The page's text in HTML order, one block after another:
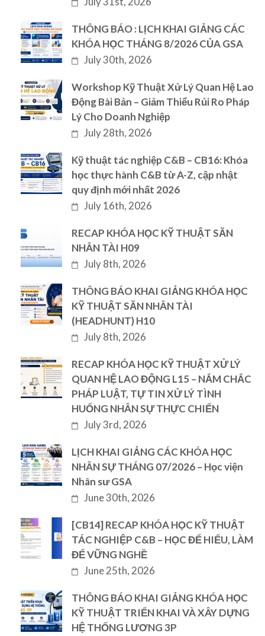
THÔNG BÁO : LỊCH KHAI GIẢNG CÁC
KHÓA HỌC THÁNG 8/2026 CỦA GSA
July 30th, 2026
Workshop Kỹ Thuật Xử Lý Quan Hệ Lao
Động Bài Bản – Giảm Thiểu Rủi Ro Pháp
Lý Cho Doanh Nghiệp
July 28th, 2026
Kỹ thuật tác nghiệp C&B – CB16: Khóa
học thực hành C&B từ A-Z, cập nhật
quy định mới nhất 2026
July 16th, 2026
RECAP KHÓA HỌC KỸ THUẬT SĂN
NHÂN TÀI H09
July 8th, 2026
THÔNG BÁO KHAI GIẢNG KHÓA HỌC
KỸ THUẬT SĂN NHÂN TÀI
(HEADHUNT) H10
July 8th, 2026
RECAP KHÓA HỌC KỸ THUẬT XỬ LÝ
QUAN HỆ LAO ĐỘNG L15 – NẮM CHẮC
PHÁP LUẬT, TỰ TIN XỬ LÝ TÌNH
HUỐNG NHÂN SỰ THỰC CHIẾN
July 3rd, 2026
LỊCH KHAI GIẢNG CÁC KHÓA HỌC
NHÂN SỰ THÁNG 07/2026 – Học viện
Nhân sư GSA
June 30th, 2026
[CB14] RECAP KHÓA HỌC KỸ THUẬT
TÁC NGHIỆP C&B – HỌC ĐỂ HIỂU, LÀM
ĐỂ VỮNG NGHỀ
June 25th, 2026
THÔNG BÁO KHAI GIẢNG KHÓA HỌC
KỸ THUẬT TRIỂN KHAI VÀ XÂY DỰNG
HỆ THỐNG LƯƠNG 3P